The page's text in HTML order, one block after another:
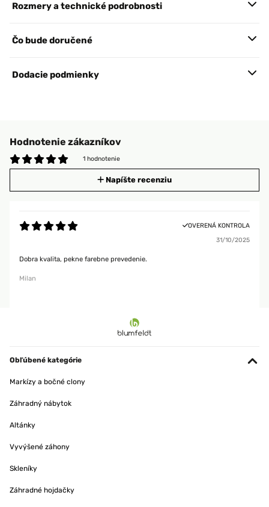
Rozmery a technické podrobnosti
Čo bude doručené
Dodacie podmienky
Hodnotenie zákazníkov
1 hodnotenie
Napíšte recenziu
OVERENÁ KONTROLA
31/10/2025
Dobra kvalita, pekne farebne prevedenie.
Milan
Obľúbené kategórie
Markízy a bočné clony
Záhradný nábytok
Altánky
Vyvýšené záhony
Skleníky
Záhradné hojdačky